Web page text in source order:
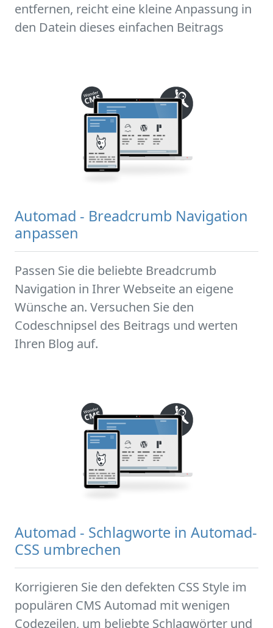
entfernen, reicht eine kleine Anpassung in
den Datein dieses einfachen Beitrags
Automad - Breadcrumb Navigation
anpassen
Passen Sie die beliebte Breadcrumb
Navigation in Ihrer Webseite an eigene
Wünsche an. Versuchen Sie den
Codeschnipsel des Beitrags und werten
Ihren Blog auf.
Automad - Schlagworte in Automad-
CSS umbrechen
Korrigieren Sie den defekten CSS Style im
populären CMS Automad mit wenigen
Codezeilen, um beliebte Schlagwörter und